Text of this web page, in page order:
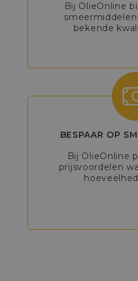
Bij OlieOnline
bekende
BESPAAR OP
Bij OlieOnline
prijsvoordelen